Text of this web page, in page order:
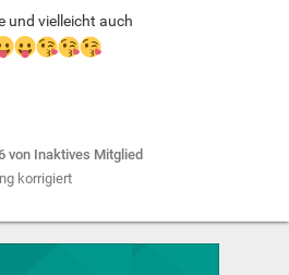
und vielleicht auch
von Inaktives Mitglied
korrigiert